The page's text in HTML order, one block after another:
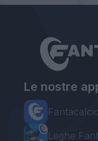
Le nostre
Leghe